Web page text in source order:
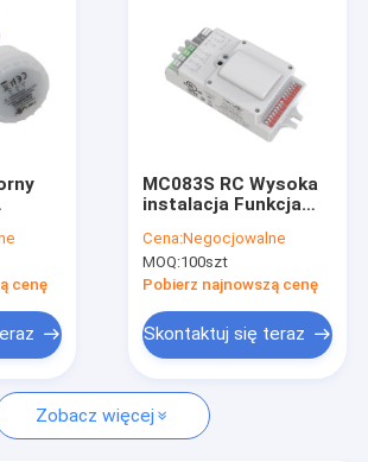
cenę
MC083S RC Wysoka
instalacja Funkcja
i wyłączonego DIP
Przełącznik
sterowanie zdalne
Cena:Negocjowalne
MOQ:100szt
Pobierz najnowszą cenę
Skontaktuj się teraz
Zobacz więcej